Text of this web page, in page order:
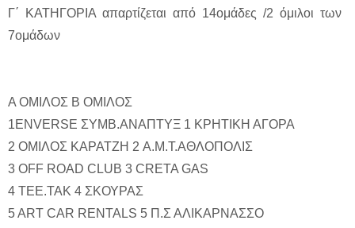
Γ΄ ΚΑΤΗΓΟΡΙΑ απαρτίζεται από 14ομάδες /2 όμιλοι των
7ομάδων
Α ΟΜΙΛΟΣ Β ΟΜΙΛΟΣ
1ENVERSE ΣΥΜΒ.ΑΝΑΠΤΥΞ 1 ΚΡΗΤΙΚΗ ΑΓΟΡΑ
2 ΟΜΙΛΟΣ ΚΑΡΑΤΖΗ 2 A.M.T.ΑΘΛΟΠΟΛΙΣ
3 OFF ROAD CLUB 3 CRETA GAS
4 ΤΕΕ.ΤΑΚ 4 ΣΚΟΥΡΑΣ
5 ART CAR RENTALS 5 Π.Σ ΑΛΙΚΑΡΝΑΣΣΟ